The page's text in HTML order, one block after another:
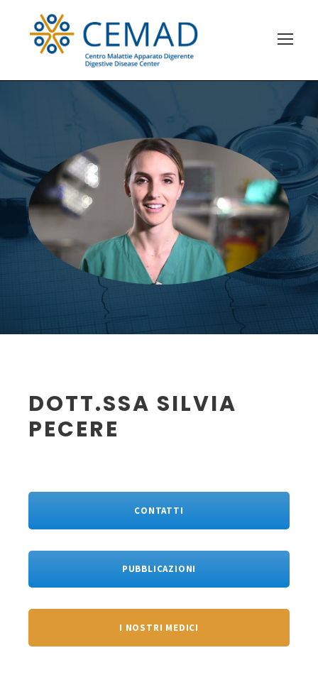
DOTT.SSA SILVIA
PECERE
CONTATTI
PUBBLICAZIONI
I NOSTRI MEDICI